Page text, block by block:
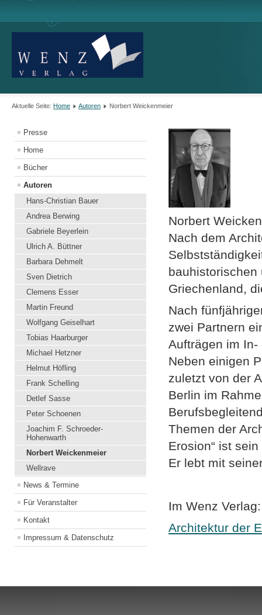
Aktuelle Seite: Home Autoren Norbert Weickenmeier
Presse
Home
Bücher
Autoren
Hans-Christian Bauer
Andrea Berwing
Gabriele Beyerlein
Ulrich A. Büttner
Barbara Dehmelt
Sven Dietrich
Clemens Esser
Martin Freund
Wolfgang Geiselhart
Tobias Haarburger
Michael Hetzner
Helmut Höfling
Frank Schelling
Detlef Sasse
Peter Schoenen
Joachim F. Schroeder-
Hohenwarth
Norbert Weickenmeier
Wellrave
News & Termine
Für Veranstalter
Kontakt
Impressum & Datenschutz
Norbert
Nach dem
bauhistorischen
Griechenland,
Nach
zwei Partnern
Aufträgen im In-
Neben einigen
zuletzt von der
Berlin im
Themen der
Erosion“ ist
Er lebt mit
Im Wenz Verlag:
Architektur der